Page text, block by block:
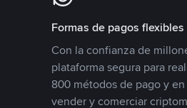
Formas de pagos flexibles
Con la confianza de
plataforma segura para
800 métodos de pago y
vender y comerciar